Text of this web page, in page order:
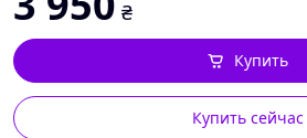
₴
Купить сейчас
Купить